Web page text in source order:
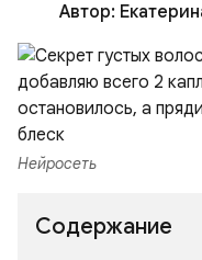
Автор:
Нейросеть
Содержание